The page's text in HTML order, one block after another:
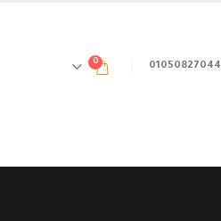
01050827044
0